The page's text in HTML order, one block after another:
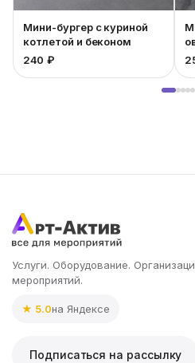
Мини-бургер с куриной
котлетой и беконом
240 ₽
Услуги. Оборудование.
мероприятий.
★ 5.0на Яндексе
Подписаться на рассылку